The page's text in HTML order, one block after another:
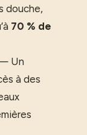
douche,
70 % de
Un
à des